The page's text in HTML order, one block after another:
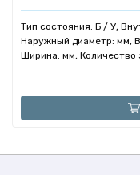
Тип состояния: Б / У,
Наружный диаметр: мм,
Ширина: мм, Количество